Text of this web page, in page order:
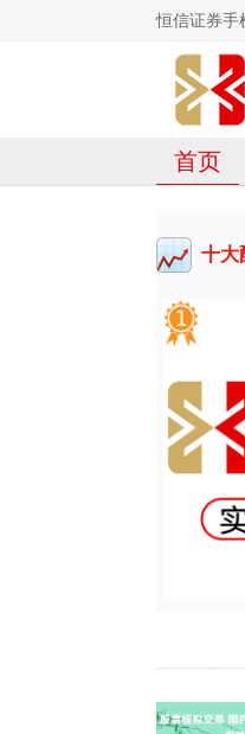
恒信证券手
首页
十大